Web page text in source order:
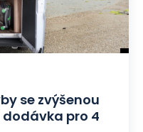
se zvýšenou
pro 4